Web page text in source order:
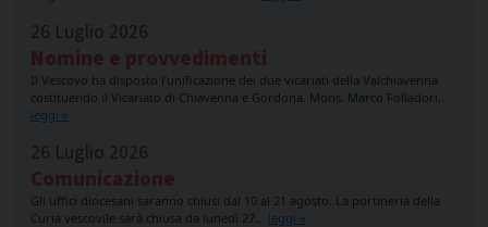
26 Luglio 2026
Nomine e provvedimenti
Il Vescovo ha disposto l’unificazione dei due vicariati della Valchiavenna
costituendo il Vicariato di Chiavenna e Gordona. Mons. Marco Folladori…
leggi »
26 Luglio 2026
Comunicazione
Gli uffici diocesani saranno chiusi dal 10 al 21 agosto. La portineria della
Curia vescovile sarà chiusa da lunedì 27… leggi »